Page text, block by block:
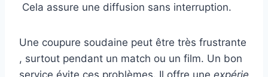
Cela assure une diffusion sans interruption.
Une coupure soudaine peut être très frustrante
, surtout pendant un match ou un film. Un bon
service évite ces problèmes. Il offre une expérie